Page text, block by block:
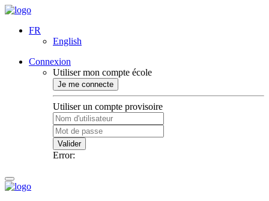
FR
English
Connexion
Utiliser mon compte école
Je me connecte
Utiliser un compte provisoire
Valider
Error: